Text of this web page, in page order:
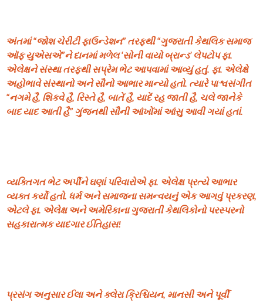
અંતમાં “જોશ ચેરીટી ફાઉન્ડેશન” તરફથી “ગુજરાતી કેથલિક સમાજ
ઑફ યુએસએ”ને દાનમાં મળેલ ‘સોની વાયો બ્રાન્ડ’ લેપટોપ ફા.
એલેક્ષને સંસ્થા તરફથી સપ્રેમ ભેટ આપવામાં આવ્યું હતું. ફા. એલેક્ષે
અહોભાવે સંસ્થાનો અને સૌનો આભાર માન્યો હતો. ત્યારે પાશ્વસંગીત
“નગમે હૈ, શિકવે હૈ, રિસ્તે હૈ, બાતેં હૈ, યાદેં રહ જાતી હૈ, ચલે જાનેકે
બાદ યાદ આતી હૈ” ગુંજનથી સૌની આંખોંમાં આંસુ આવી ગયાં હતાં.
વ્યક્તિગત ભેટ અર્પીને ઘણાં પરિવારોએ ફા. એલેક્ષ પ્રત્યે આભાર
વ્યક્ત કર્યો હતો. ધર્મ અને સમાજના સમન્વયનું એક આગવું પ્રકરણ,
એટલે ફા. એલેક્ષ અને અમેરિકાના ગુજરાતી કેથલિકોનો પરસ્પરનો
સહકારાત્મક યાદગાર ઈતિહાસ!
પ્રસંગ અનુસાર ઈલા અને ક્લેરા ક્રિશ્ચિયન, માનસી અને પૂર્વી